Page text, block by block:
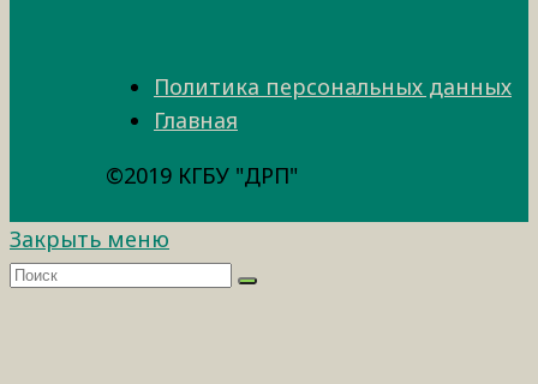
Политика персональных данных
Главная
©2019 КГБУ "ДРП"
Закрыть меню